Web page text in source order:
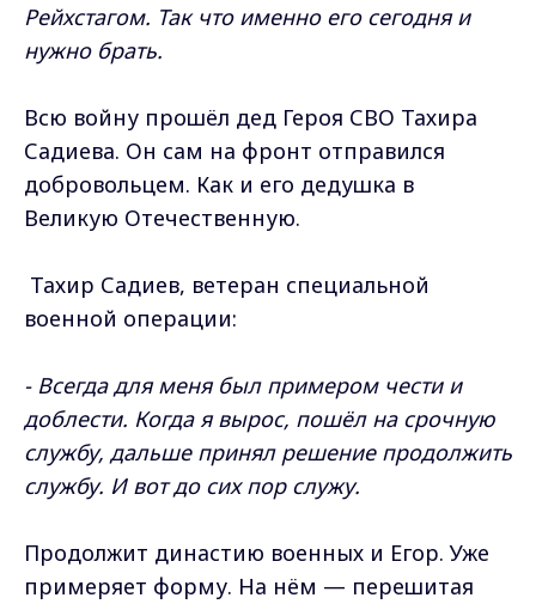
Рейхстагом. Так что именно его сегодня и
нужно брать.
Всю войну прошёл дед Героя СВО Тахира
Садиева. Он сам на фронт отправился
добровольцем. Как и его дедушка в
Великую Отечественную.
Тахир Садиев, ветеран специальной
военной операции:
- Всегда для меня был примером чести и
доблести. Когда я вырос, пошёл на срочную
службу, дальше принял решение продолжить
службу. И вот до сих пор служу.
Продолжит династию военных и Егор. Уже
примеряет форму. На нём — перешитая